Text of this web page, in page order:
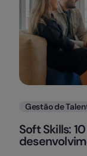
Categorias
Gestão de
Soft Skills: